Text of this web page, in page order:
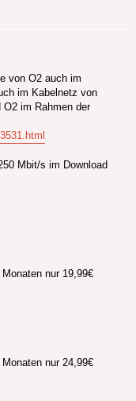
von O2 auch im
im Kabelnetz von
O2 im Rahmen der
Mbit/s im Download
nur 19,99€
nur 24,99€